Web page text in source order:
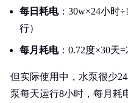
每日耗电：30w×24小时
行）
每月耗电：0.72度×30天
但实际使用中，水泵很少
泵每天运行8小时，每月耗